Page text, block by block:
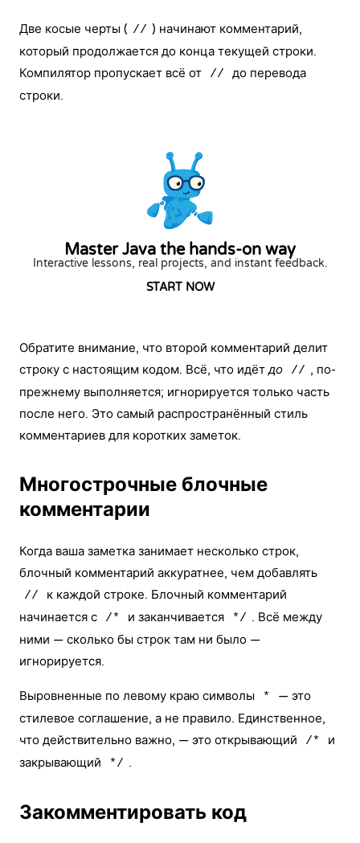
Две косые черты ( // ) начинают комментарий,
который продолжается до конца текущей строки.
Компилятор пропускает всё от
//
до перевода
строки.
Master Java the hands-on way
Interactive lessons, real projects, and instant feedback.
START NOW
Обратите внимание, что второй комментарий делит
строку с настоящим кодом. Всё, что идётдо // , по-
прежнему выполняется; игнорируется только часть
после него. Это самый распространённый стиль
комментариев для коротких заметок.
Многострочные блочные
комментарии
Когда ваша заметка занимает несколько строк,
блочный комментарий аккуратнее, чем добавлять
//
к каждой строке. Блочный комментарий
начинается с
/* и заканчивается */ . Всё между
ними — сколько бы строк там ни было —
игнорируется.
Выровненные по левому краю символы *
— это
стилевое соглашение, а не правило. Единственное,
что действительно важно, — это открывающий
/*
и
закрывающий
*/ .
Закомментировать код